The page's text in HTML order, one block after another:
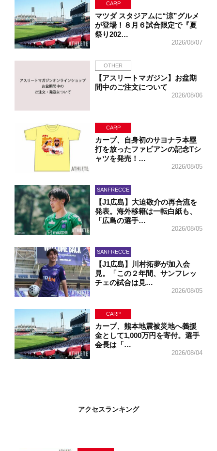
CARP
マツダ スタジアムに“涼”グルメ
が登場！８月６試合限定で『夏
祭り202…
2026/08/07
OTHER
【アスリートマガジン】お盆期
間中のご注文について
2026/08/06
CARP
カープ、自身初のサヨナラ本塁
打を放ったファビアンの記念Tシ
ャツを発売！…
2026/08/05
SANFRECCE
【J1広島】大迫敬介の再合流を
発表。海外移籍は一転白紙も、
「広島の選手…
2026/08/05
SANFRECCE
【J1広島】川村拓夢が加入会
見。「この２年間、サンフレッ
チェの試合は見…
2026/08/05
CARP
カープ、熊本地震被災地へ義援
金として1,000万円を寄付。選手
会長は「…
2026/08/04
アクセスランキング